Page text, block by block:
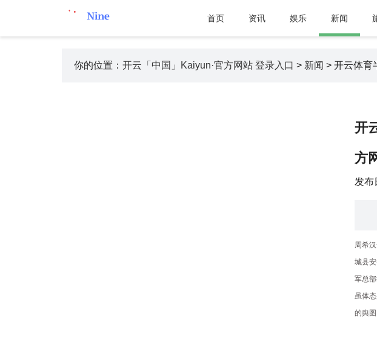
首页 资讯 娱乐 新闻
你的位置： 开云「中国」Kaiyun·官方网站 登录入口 > 新闻 > 开云体育
开
方
发布
周希
城县
军总
虽体
的舆